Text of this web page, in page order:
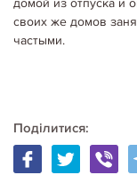
домой из отпуска и
своих же домов
частыми.
Поділитися:
20.04.2020